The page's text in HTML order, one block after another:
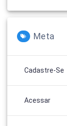
Meta
Cadastre-Se
Acessar